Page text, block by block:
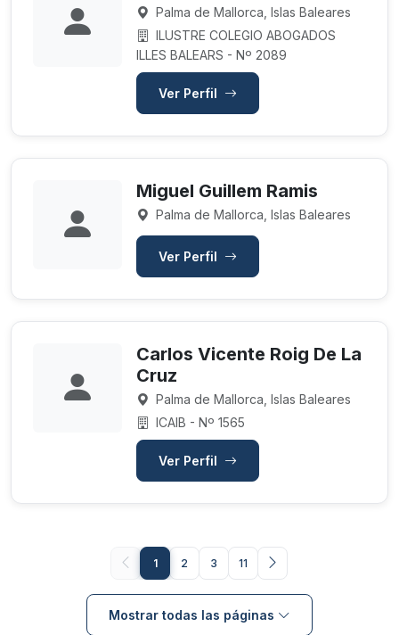
Palma de Mallorca, Islas Baleares
ILUSTRE COLEGIO ABOGADOS
ILLES BALEARS - Nº 2089
Ver Perfil
Miguel Guillem Ramis
Palma de Mallorca, Islas Baleares
Ver Perfil
Carlos Vicente Roig De La
Cruz
Palma de Mallorca, Islas Baleares
ICAIB - Nº 1565
Ver Perfil
1 2 3 11
Mostrar todas las páginas